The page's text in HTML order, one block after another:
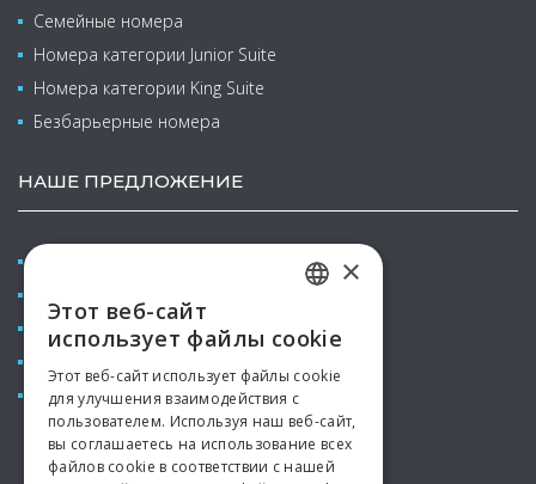
Семейные номера
Номера категории Junior Suite
Номера категории King Suite
Безбарьерные номера
НАШЕ ПРЕДЛОЖЕНИЕ
Семейный отпуск с детьми
Аквапарк
SPANISH
RUSSIAN
×
Этот веб-сайт
использует файлы cookie
Этот веб-сайт использует файлы cookie
для улучшения взаимодействия с
пользователем. Используя наш веб-сайт,
вы соглашаетесь на использование всех
файлов cookie в соответствии с нашей